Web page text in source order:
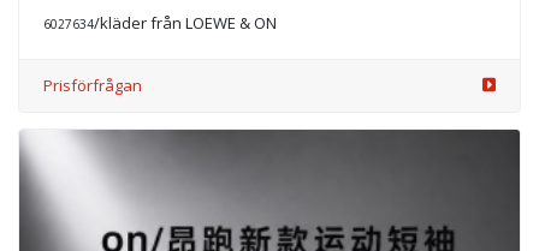
6027634/kläder från LOEWE & ON
Prisförfrågan